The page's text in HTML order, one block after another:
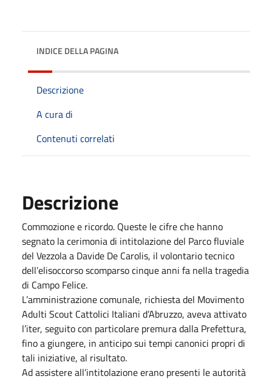
INDICE DELLA PAGINA
Descrizione
A cura di
Contenuti correlati
Descrizione
Commozione e ricordo. Queste le cifre che hanno
segnato la cerimonia di intitolazione del Parco fluviale
del Vezzola a Davide De Carolis, il volontario tecnico
dell’elisoccorso scomparso cinque anni fa nella tragedia
di Campo Felice.
L’amministrazione comunale, richiesta del Movimento
Adulti Scout Cattolici Italiani d’Abruzzo, aveva attivato
l’iter, seguito con particolare premura dalla Prefettura,
fino a giungere, in anticipo sui tempi canonici propri di
tali iniziative, al risultato.
Ad assistere all’intitolazione erano presenti le autorità